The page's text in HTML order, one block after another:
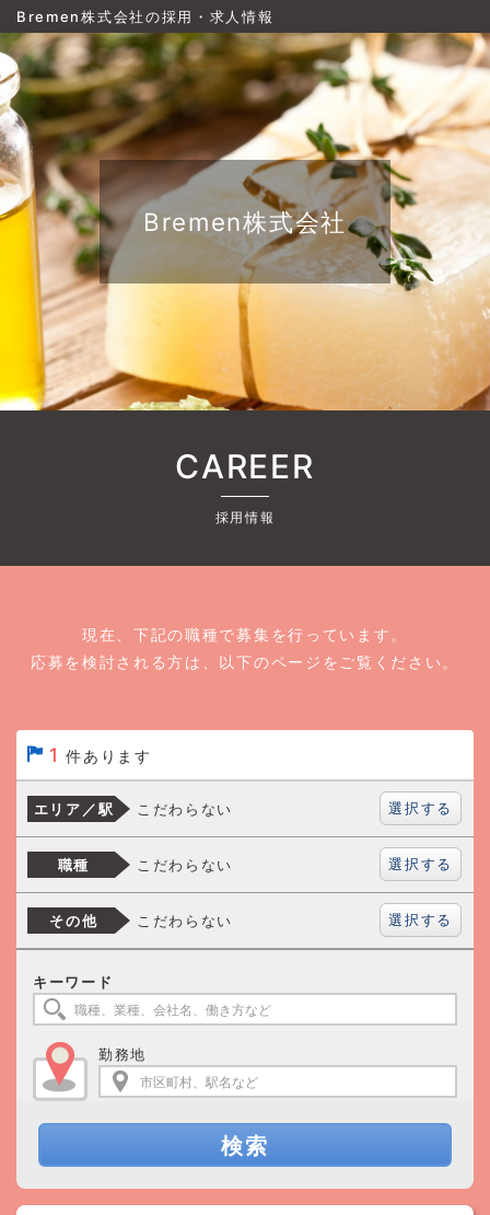
Bremen株式会社の採用・求人情報
Bremen株式会社
CAREER
採用情報
現在、下記の職種で募集を行っています。
応募を検討される方は、以下のページをご覧ください。
1 件あります
エリア／駅 こだわらない 選択する
職種 こだわらない 選択する
その他 こだわらない 選択する
キーワード
勤務地
検索